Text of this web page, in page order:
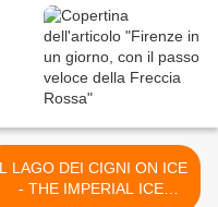
LAGO DEI CIGNI ON ICE
- THE IMPERIAL ICE